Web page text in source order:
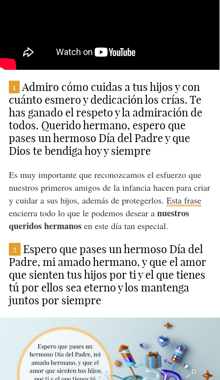
1
Admiro cómo cuidas a tus hijos y con
cuánto esmero y dedicación los crías. Te
has ganado el respeto y la admiración de
todos. Querido hermano, espero que
pases un hermoso Día del Padre y que
Dios te bendiga hoy y siempre
Es muy importante que reconozcamos el esfuerzo que
nuestros primeros amigos de la infancia hacen para criar
y cuidar a sus hijos, además de protegerlos. Esta frase
encierra todo lo que le podemos desear a nuestros
queridos hermanosen este día tan especial.
2
Espero que pases un hermoso Día del
Padre, mi amado hermano, y que el amor
que sienten tus hijos por ti y el que tienes
tú por ellos sea eterno y los mantenga
juntos por siempre